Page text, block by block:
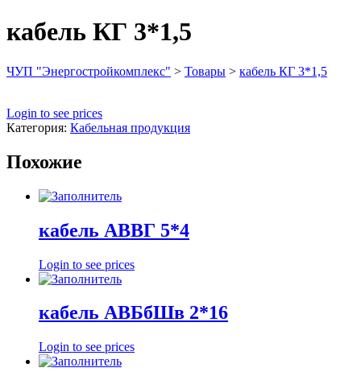
кабель КГ 3*1,5
ЧУП "Энергостройкомплекс" > Товары > кабель КГ 3*1,5
Login to see prices
Категория: Кабельная продукция
Похожие
кабель АВВГ 5*4
Login to see prices
кабель АВБбШв 2*16
Login to see prices